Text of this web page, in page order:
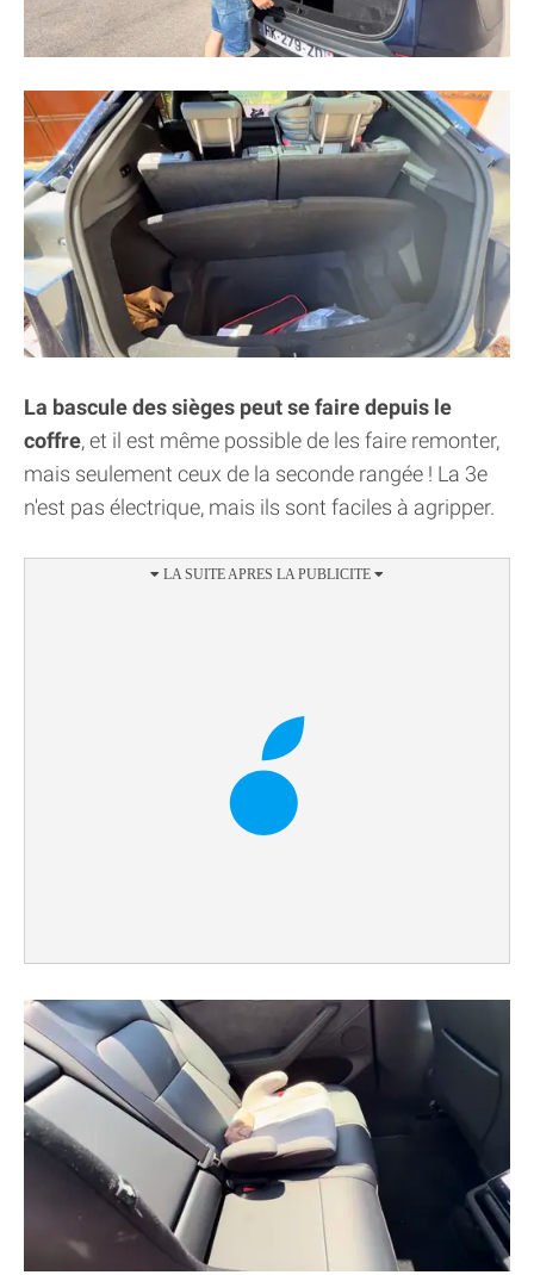
La bascule des sièges peut se faire depuis le
coffre, et il est même possible de les faire remonter,
mais seulement ceux de la seconde rangée ! La 3e
n'est pas électrique, mais ils sont faciles à agripper.